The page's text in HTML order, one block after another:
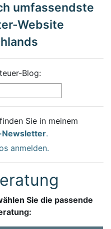
umfassendste
Website
Blog:
Sie in meinem
.
anmelden.
Sie die passende